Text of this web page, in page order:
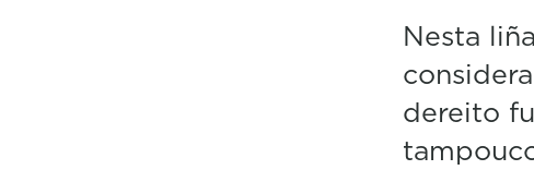
Nesta
dereito